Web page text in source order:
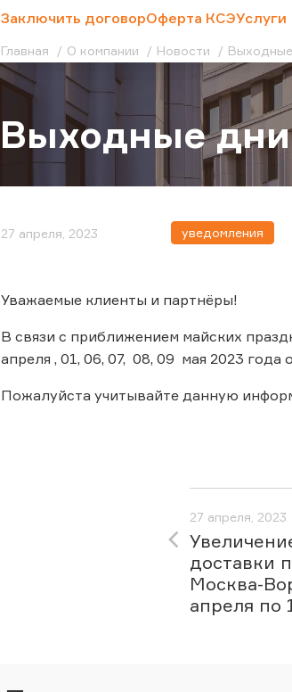
Заключить договорОферта КСЭУслуги
Главная О компании Новости
Выходные дни
27 апреля, 2023 уведомления
Уважаемые клиенты и партнёры!
В связи с приближением майских
апреля , 01, 06, 07, 08, 09 мая 2023
Пожалуйста учитывайте данную
27 апреля, 2023
доставки
Москва-
апреля по